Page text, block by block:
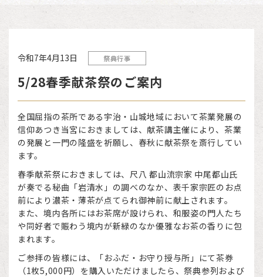
令和7年4月13日 祭典行事
5/28春季献茶祭のご案内
全国屈指の茶所である宇治・山城地域において茶業発展の
信仰あつき当宮におきましては、献茶講主催により、茶業
の発展と一門の隆盛を祈願し、春秋に献茶祭を斎行してい
ます。
春季献茶祭におきましては、尺八 都山流宗家 中尾都山氏
が奏でる秘曲「岩清水」の調べのなか、表千家宗匠のお点
前により濃茶・薄茶が点てられ御神前に献上されます。
また、境内各所にはお茶席が設けられ、和服姿の門人たち
や同好者で賑わう境内が新緑のなか優雅なお茶の香りに包
まれます。
ご参拝の皆様には、「おふだ・お守り授与所」にて茶券
（1枚5,000円）を購入いただけましたら、祭典参列および